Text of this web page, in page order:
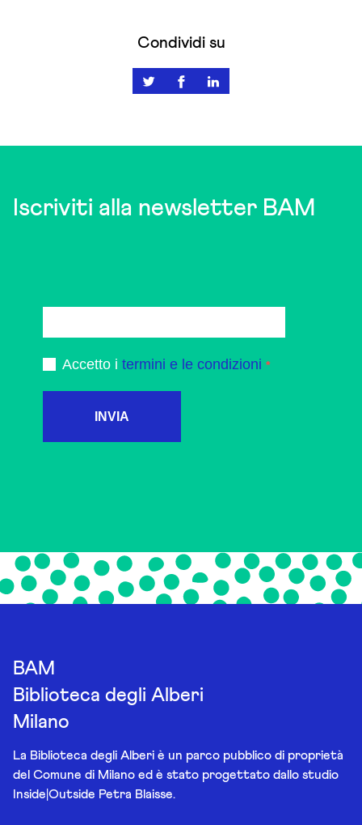
Condividi su
Iscriviti alla newsletter BAM
Accetto i termini e le condizioni
INVIA
BAM
Biblioteca degli Alberi
Milano
La Biblioteca degli Alberi è un parco pubblico di proprietà
del Comune di Milano ed è stato progettato dallo studio
Inside|Outside Petra Blaisse.